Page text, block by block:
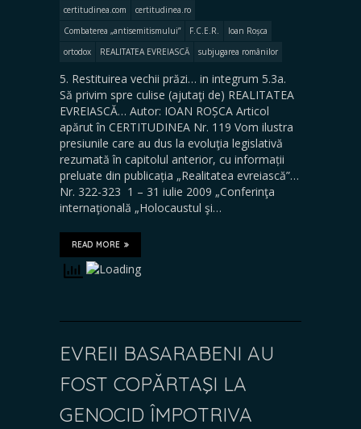
certitudinea.com
certitudinea.ro
Combaterea „antisemitismului”
F.C.E.R.
Ioan Roșca
ortodox
REALITATEA EVREIASCĂ subjugarea românilor
5. Restituirea vechii prăzi… in integrum 5.3a.
Să privim spre culise (ajutaţi de) REALITATEA
EVREIASCĂ… Autor: IOAN ROȘCA Articol
apărut în CERTITUDINEA Nr. 119 Vom ilustra
presiunile care au dus la evoluţia legislativă
rezumată în capitolul anterior, cu informații
preluate din publicația „Realitatea evreiască”…
Nr. 322-323 1 – 31 iulie 2009 „Conferinţa
internaţională „Holocaustul şi…
READ MORE
EVREII BASARABENI AU
FOST COPĂRTAŞI LA
GENOCID ÎMPOTRIVA